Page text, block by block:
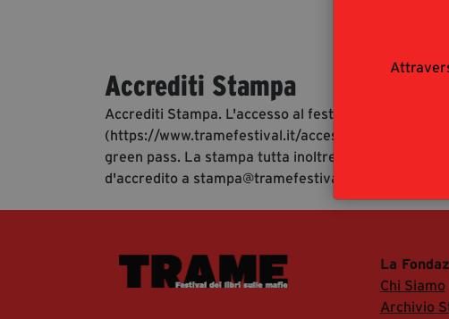
Accrediti Stampa
Accrediti Stampa. L'accesso al festival ai giornalisti
(https://www.tramefestival.it/accesso-eventi) : è
green pass. La stampa tutta inoltre è invitata ad
d'accredito a stampa@tramefestival.it al fine di
La
Chi Siamo
Archivio